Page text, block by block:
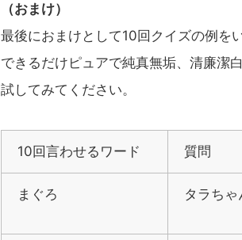
（おまけ）
最後におまけとして10回クイズの例を
できるだけピュアで純真無垢、清廉潔
試してみてください。
10回言わせるワード 質問
まぐろ タラちゃ